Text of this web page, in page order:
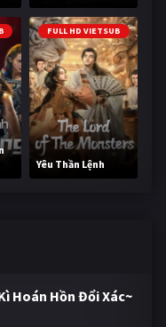
FULL HD VIETSUB
Yêu Thần Lệnh
Hoán Hồn Đổi Xác~